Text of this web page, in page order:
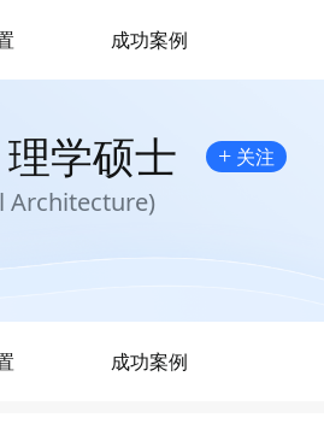
成功案例
学硕士 + 关注
Architecture)
成功案例